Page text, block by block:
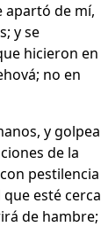
apartó de mí,
y se
hicieron en
no en
y golpea
de la
pestilencia
esté cerca
de hambre;